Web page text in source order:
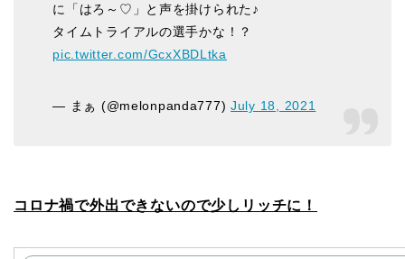
に「はろ～♡」と声を掛けられた♪
タイムトライアルの選手かな！？
pic.twitter.com/GcxXBDLtka
— まぁ (@melonpanda777)July 18, 2021
コロナ禍で外出できないので少しリッチに！